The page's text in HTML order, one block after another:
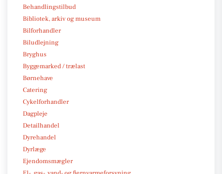
Behandlingstilbud
Bibliotek, arkiv og museum
Bilforhandler
Biludlejning
Bryghus
Byggemarked / trælast
Børnehave
Catering
Cykelforhandler
Dagpleje
Detailhandel
Dyrehandel
Dyrlæge
Ejendomsmægler